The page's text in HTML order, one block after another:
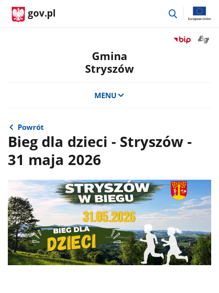
gov.pl
przejdź
Przejdź
Gmina
Stryszów
MENU
Powrót
Bieg dla dzieci - Stryszów -
31 maja 2026